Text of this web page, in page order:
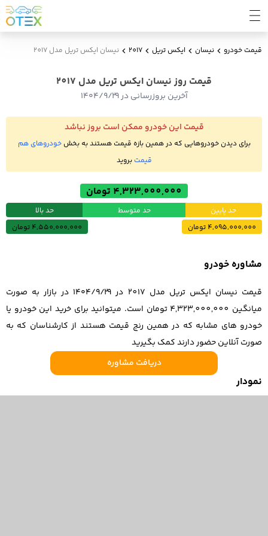
قیمت خودرو نیسان ایکس تریل 2017 نیسان ایکس تریل مدل 2017
قیمت روز نیسان ایکس تریل مدل 2017
آخرین بروزرسانی در ۱۴۰۴/۹/۲۹
قیمت این خودرو ممکن است بروز نباشد
برای دیدن خودروهایی که در همین بازه قیمت هستند به بخش خودروهای هم
قیمتبروید
4,095,000,000 تومان
4,323,000,000 تومان
4,550,000,000 تومان
حد پایین حد متوسط حد بالا
مشاوره خودرو
قیمت نیسان ایکس تریل مدل 2017 در ۱۴۰۴/۹/۲۹ در بازار به صورت
میانگین 4,323,000,000 تومان است. میتوانید برای خرید این خودرو یا
خودرو های مشابه که در همین رنج قیمت هستند از کارشناسان که به
صورت آنلاین حضور دارند کمک بگیرید
دریافت مشاوره
نمودار